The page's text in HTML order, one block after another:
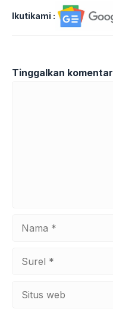
Ikutikami :
Tinggalkan komentar
web